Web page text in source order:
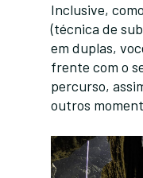
Inclusive,
(técnica de
em duplas,
frente com o
percurso,
outros